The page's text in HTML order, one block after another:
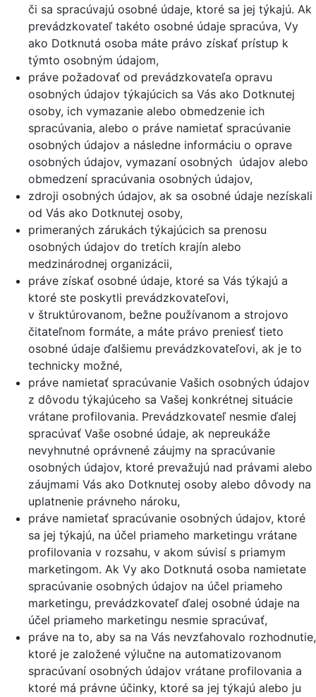
či sa spracúvajú osobné údaje, ktoré sa jej týkajú. Ak
prevádzkovateľ takéto osobné údaje spracúva, Vy
ako Dotknutá osoba máte právo získať prístup k
týmto osobným údajom,
práve požadovať od prevádzkovateľa opravu
osobných údajov týkajúcich sa Vás ako Dotknutej
osoby, ich vymazanie alebo obmedzenie ich
spracúvania, alebo o práve namietať spracúvanie
osobných údajov a následne informáciu o oprave
osobných údajov, vymazaní osobných údajov alebo
obmedzení spracúvania osobných údajov,
zdroji osobných údajov, ak sa osobné údaje nezískali
od Vás ako Dotknutej osoby,
primeraných zárukách týkajúcich sa prenosu
osobných údajov do tretích krajín alebo
medzinárodnej organizácii,
práve získať osobné údaje, ktoré sa Vás týkajú a
ktoré ste poskytli prevádzkovateľovi,
v štruktúrovanom, bežne používanom a strojovo
čitateľnom formáte, a máte právo preniesť tieto
osobné údaje ďalšiemu prevádzkovateľovi, ak je to
technicky možné,
práve namietať spracúvanie Vašich osobných údajov
z dôvodu týkajúceho sa Vašej konkrétnej situácie
vrátane profilovania. Prevádzkovateľ nesmie ďalej
spracúvať Vaše osobné údaje, ak nepreukáže
nevyhnutné oprávnené záujmy na spracúvanie
osobných údajov, ktoré prevažujú nad právami alebo
záujmami Vás ako Dotknutej osoby alebo dôvody na
uplatnenie právneho nároku,
práve namietať spracúvanie osobných údajov, ktoré
sa jej týkajú, na účel priameho marketingu vrátane
profilovania v rozsahu, v akom súvisí s priamym
marketingom. Ak Vy ako Dotknutá osoba namietate
spracúvanie osobných údajov na účel priameho
marketingu, prevádzkovateľ ďalej osobné údaje na
účel priameho marketingu nesmie spracúvať,
práve na to, aby sa na Vás nevzťahovalo rozhodnutie,
ktoré je založené výlučne na automatizovanom
spracúvaní osobných údajov vrátane profilovania a
ktoré má právne účinky, ktoré sa jej týkajú alebo ju